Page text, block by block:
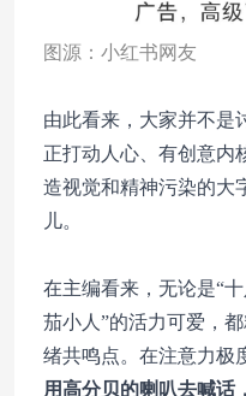
图源：小红书网友
由此看来，大家并不是
正打动人心、有创意内
造视觉和精神污染的大
儿。
在主编看来，无论是“
茄小人”的活力可爱，
绪共鸣点。在注意力极
用高分贝的喇叭去喊话